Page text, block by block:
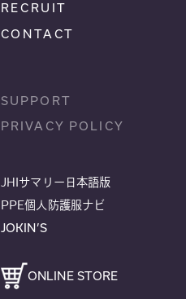
RECRUIT
CONTACT
SUPPORT
PRIVACY POLICY
JHIサマリー日本語版
PPE個人防護服ナビ
JOKIN’S
ONLINE STORE